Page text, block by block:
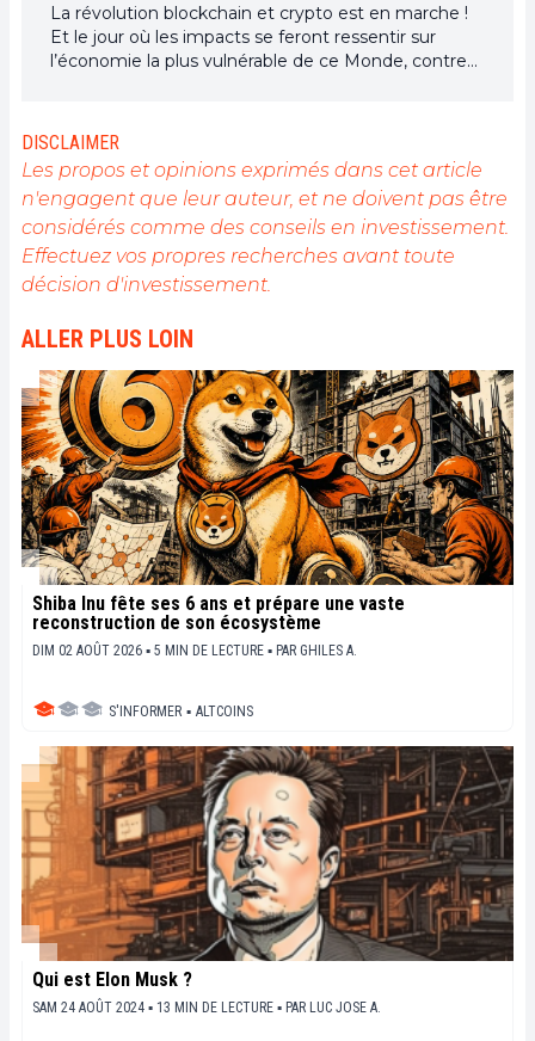
La révolution blockchain et crypto est en marche !
Et le jour où les impacts se feront ressentir sur
l’économie la plus vulnérable de ce Monde, contre
DISCLAIMER
Les propos et opinions exprimés dans cet article
n'engagent que leur auteur, et ne doivent pas être
considérés comme des conseils en investissement.
Effectuez vos propres recherches avant toute
décision d'investissement.
ALLER PLUS LOIN
Shiba Inu fête ses 6 ans et prépare une vaste
reconstruction de son écosystème
DIM 02 AOÛT 2026 ▪ 5 MIN DE LECTURE ▪ PAR GHILES A.
S'INFORMER ▪ ALTCOINS
Qui est Elon Musk ?
SAM 24 AOÛT 2024 ▪ 13 MIN DE LECTURE ▪ PAR LUC JOSE A.